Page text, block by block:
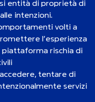
intenzioni.
volti a
l’esperienza
rischia di
tentare di
servizi